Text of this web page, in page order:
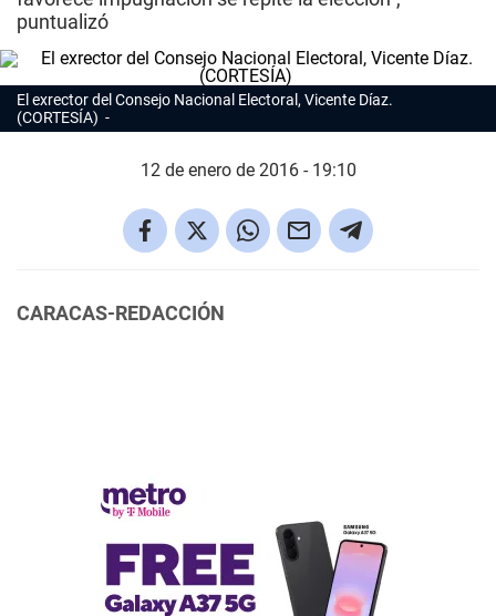
puntualizó
El exrector del Consejo Nacional Electoral, Vicente Díaz.
(CORTESÍA)
12 de enero de 2016 - 19:10
CARACAS-REDACCIÓN